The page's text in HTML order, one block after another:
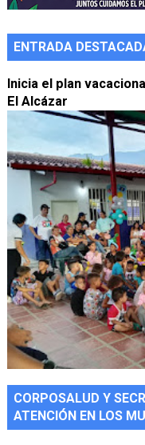
ENTRADA
Inicia el plan
El Alcázar
CORPOSALUD Y
ATENCIÓN EN LOS